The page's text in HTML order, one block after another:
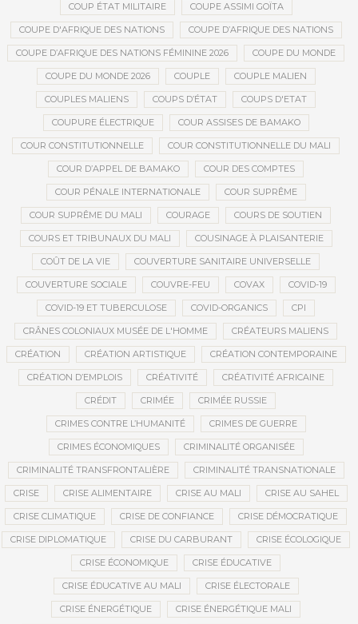
COUP ÉTAT MILITAIRE COUPE ASSIMI GOÏTA
COUPE D'AFRIQUE DES NATIONS COUPE D’AFRIQUE DES NATIONS
COUPE D’AFRIQUE DES NATIONS FÉMININE 2026 COUPE DU MONDE
COUPE DU MONDE 2026 COUPLE COUPLE MALIEN
COUPLES MALIENS COUPS D’ÉTAT COUPS D'ETAT
COUPURE ÉLECTRIQUE COUR ASSISES DE BAMAKO
COUR CONSTITUTIONNELLE COUR CONSTITUTIONNELLE DU MALI
COUR D’APPEL DE BAMAKO COUR DES COMPTES
COUR PÉNALE INTERNATIONALE COUR SUPRÊME
COUR SUPRÊME DU MALI COURAGE COURS DE SOUTIEN
COURS ET TRIBUNAUX DU MALI COUSINAGE À PLAISANTERIE
COÛT DE LA VIE COUVERTURE SANITAIRE UNIVERSELLE
COUVERTURE SOCIALE COUVRE-FEU COVAX COVID-19
COVID-19 ET TUBERCULOSE COVID-ORGANICS CPI
CRÂNES COLONIAUX MUSÉE DE L'HOMME CRÉATEURS MALIENS
CRÉATION CRÉATION ARTISTIQUE CRÉATION CONTEMPORAINE
CRÉATION D’EMPLOIS CRÉATIVITÉ CRÉATIVITÉ AFRICAINE
CRÉDIT CRIMÉE CRIMÉE RUSSIE
CRIMES CONTRE L’HUMANITÉ CRIMES DE GUERRE
CRIMES ÉCONOMIQUES CRIMINALITÉ ORGANISÉE
CRIMINALITÉ TRANSFRONTALIÈRE CRIMINALITÉ TRANSNATIONALE
CRISE CRISE ALIMENTAIRE CRISE AU MALI CRISE AU SAHEL
CRISE CLIMATIQUE CRISE DE CONFIANCE CRISE DÉMOCRATIQUE
CRISE DIPLOMATIQUE CRISE DU CARBURANT CRISE ÉCOLOGIQUE
CRISE ÉCONOMIQUE CRISE ÉDUCATIVE
CRISE ÉDUCATIVE AU MALI CRISE ÉLECTORALE
CRISE ÉNERGÉTIQUE CRISE ÉNERGÉTIQUE MALI